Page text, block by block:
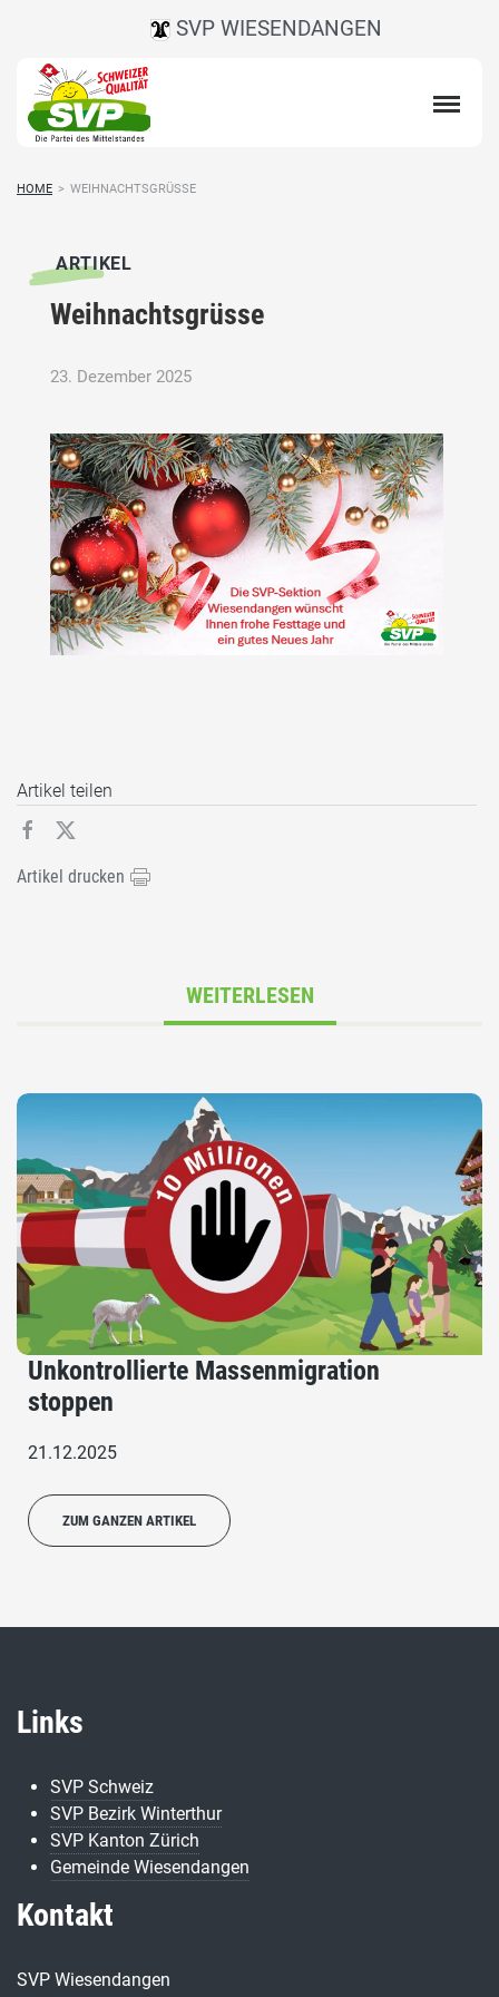
SVP WIESENDANGEN
HOME > WEIHNACHTSGRÜSSE
ARTIKEL
Weihnachtsgrüsse
23. Dezember 2025
Artikel teilen
Artikel drucken
WEITERLESEN
Unkontrollierte Massenmigration
stoppen
21.12.2025
ZUM GANZEN ARTIKEL
Links
SVP Schweiz
SVP Bezirk Winterthur
SVP Kanton Zürich
Gemeinde Wiesendangen
Kontakt
SVP Wiesendangen